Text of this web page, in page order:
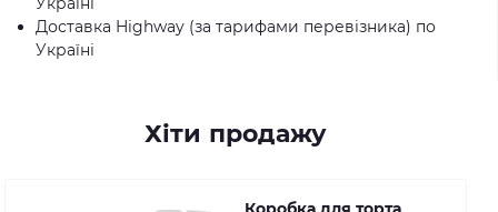
Доставка Highway (за тарифами перевізника) по
Україні
Хіти продажу